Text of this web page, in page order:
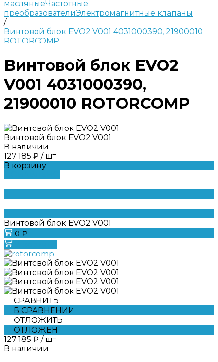
масляныеЧастотные
преобразователиЭлектромагнитные клапаны
/
Винтовой блок EVO2 V001 4031000390, 21900010
ROTORCOMP
Винтовой блок EVO2
V001 4031000390,
21900010 ROTORCOMP
Винтовой блок EVO2 V001
В наличии
127 185 ₽ / шт
В корзину
Винтовой блок EVO2 V001
0 ₽
СРАВНИТЬ
В СРАВНЕНИИ
ОТЛОЖИТЬ
ОТЛОЖЕН
127 185 ₽ / шт
В наличии